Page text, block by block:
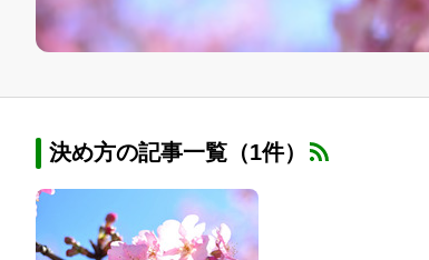
決め方の記事一覧（1件）